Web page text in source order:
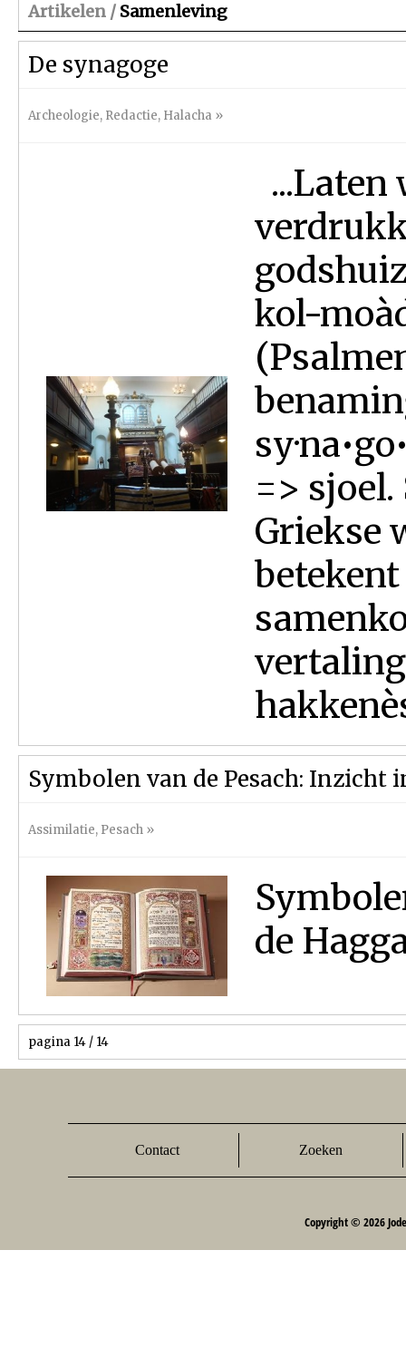
Artikelen / Samenleving
De synagoge
Archeologie, Redactie, Halacha »
...Laten
kol-
=>
Griekse
Symbolen van de Pesach: Inzicht
Assimilatie, Pesach »
de
pagina 14 / 14
Contact Zoeken
Copyright © 2026